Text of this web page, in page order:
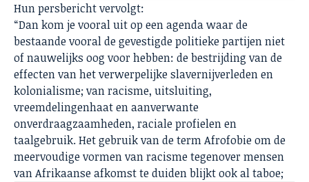
Hun persbericht vervolgt:
“Dan kom je vooral uit op een agenda waar de
bestaande vooral de gevestigde politieke partijen niet
of nauwelijks oog voor hebben: de bestrijding van de
effecten van het verwerpelijke slavernijverleden en
kolonialisme; van racisme, uitsluiting,
vreemdelingenhaat en aanverwante
onverdraagzaamheden, raciale profielen en
taalgebruik. Het gebruik van de term Afrofobie om de
meervoudige vormen van racisme tegenover mensen
van Afrikaanse afkomst te duiden blijkt ook al taboe;